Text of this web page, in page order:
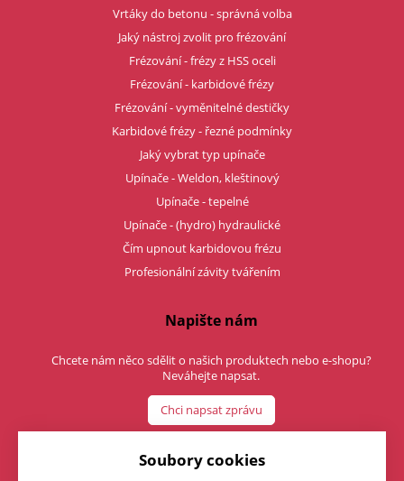
Vrtáky do betonu - správná volba
Jaký nástroj zvolit pro frézování
Frézování - frézy z HSS oceli
Frézování - karbidové frézy
Frézování - vyměnitelné destičky
Karbidové frézy - řezné podmínky
Jaký vybrat typ upínače
Upínače - Weldon, kleštinový
Upínače - tepelné
Upínače - (hydro) hydraulické
Čím upnout karbidovou frézu
Profesionální závity tvářením
Napište nám
Chcete nám něco sdělit o našich produktech nebo e-shopu?
Neváhejte napsat.
Chci napsat zprávu
Soubory cookies